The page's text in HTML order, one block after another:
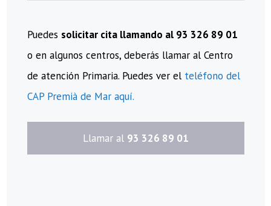
Puedes solicitar cita llamando al 93 326 89 01
o en algunos centros, deberás llamar al Centro
de atención Primaria. Puedes ver el teléfono del
CAP Premià de Mar aquí.
​Llamar al 93 326 89 01